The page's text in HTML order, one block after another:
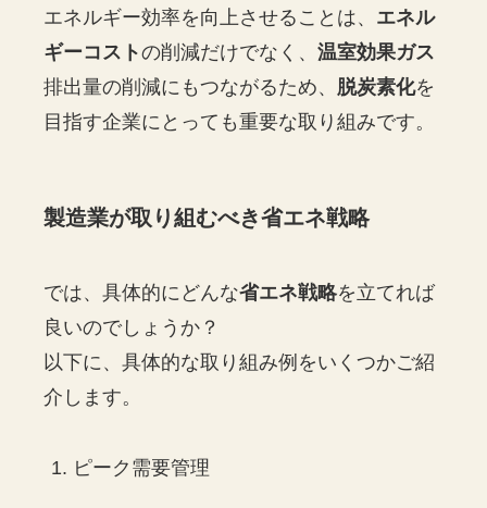
エネルギー効率を向上させることは、 エネル
ギーコストの削減だけでなく、温室効果ガス
排出量の削減にもつながるため、 脱炭素化を
目指す企業にとっても重要な取り組みです。
製造業が取り組むべき省エネ戦略
では、具体的にどんな省エネ戦略を立てれば
良いのでしょうか？
以下に、具体的な取り組み例をいくつかご紹
介します。
ピーク需要管理